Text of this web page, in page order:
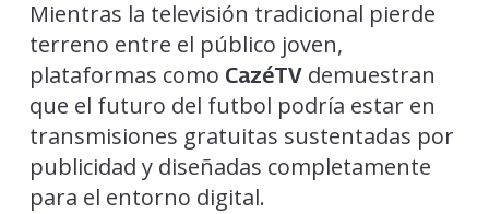
Mientras la televisión tradicional pierde
terreno entre el público joven,
plataformas como CazéTVdemuestran
que el futuro del futbol podría estar en
transmisiones gratuitas sustentadas por
publicidad y diseñadas completamente
para el entorno digital.